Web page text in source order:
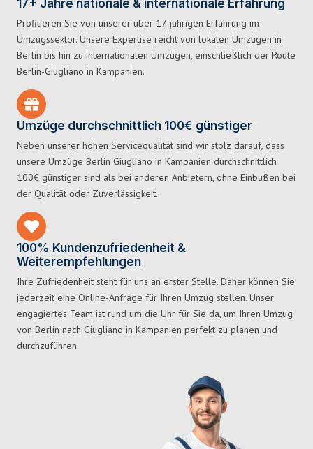
17+ Jahre nationale & internationale Erfahrung
Profitieren Sie von unserer über 17-jährigen Erfahrung im
Umzugssektor. Unsere Expertise reicht von lokalen Umzügen in
Berlin bis hin zu internationalen Umzügen, einschließlich der Route
Berlin-Giugliano in Kampanien.
Umzüge durchschnittlich 100€ günstiger
Neben unserer hohen Servicequalität sind wir stolz darauf, dass
unsere Umzüge Berlin Giugliano in Kampanien durchschnittlich
100€ günstiger sind als bei anderen Anbietern, ohne Einbußen bei
der Qualität oder Zuverlässigkeit.
100% Kundenzufriedenheit &
Weiterempfehlungen
Ihre Zufriedenheit steht für uns an erster Stelle. Daher können Sie
jederzeit eine Online-Anfrage für Ihren Umzug stellen. Unser
engagiertes Team ist rund um die Uhr für Sie da, um Ihren Umzug
von Berlin nach Giugliano in Kampanien perfekt zu planen und
durchzuführen.